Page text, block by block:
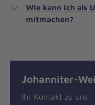
Wie kann ich als
mitmachen?
Johanniter-
Ihr Kontakt zu uns